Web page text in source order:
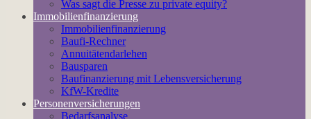
Was sagt die Presse zu private equity?
Immobilienfinanzierung
Immobilienfinanzierung
Baufi-Rechner
Annuitätendarlehen
Bausparen
Baufinanzierung mit Lebensversicherung
KfW-Kredite
Personenversicherungen
Bedarfsanalyse